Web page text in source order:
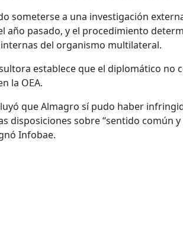
someterse a una investigación
año pasado, y el procedimiento
del organismo multilateral.
establece que el diplomático
la OEA.
que Almagro sí pudo haber
disposiciones sobre “sentido común
Infobae.